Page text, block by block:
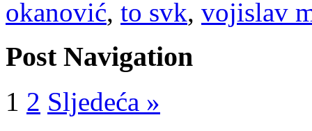
okanović, to svk, vojislav
Post Navigation
1 2 Sljedeća »